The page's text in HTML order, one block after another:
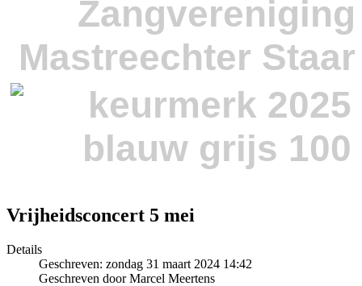
Zangvereniging
Mastreechter Staar
Vrijheidsconcert 5 mei
Details
Geschreven: zondag 31 maart 2024 14:42
Geschreven door Marcel Meertens